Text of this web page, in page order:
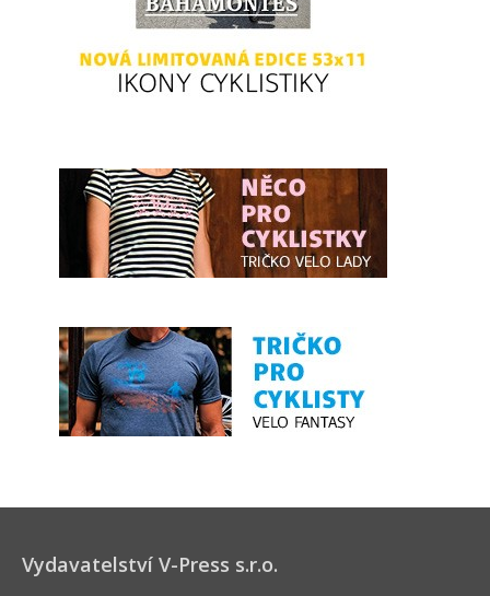
Vydavatelství V-Press s.r.o.